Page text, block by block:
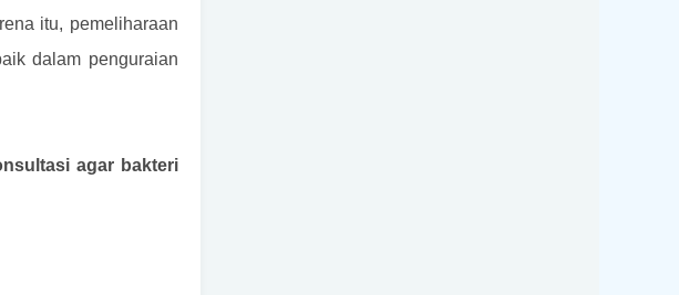
itu, pemeliharaan
dalam penguraian
agar bakteri